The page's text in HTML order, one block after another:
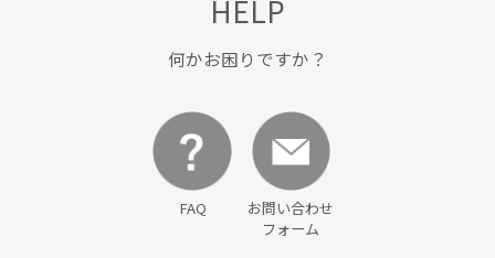
冷んやり
収納力 取り外し可能
大人っぽい 大人カジュアル
HELP
何かお困りですか？
FAQ
お問い合わせ
フォーム